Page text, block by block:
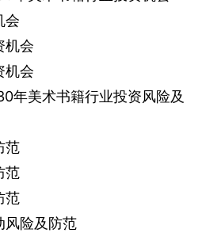
会
机会
机会
年美术书籍行业投资风险及
范
范
范
风险及防范